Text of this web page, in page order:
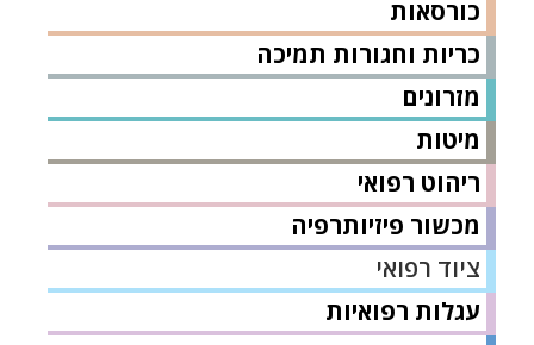
כורסאות
כריות וחגורות תמיכה
מזרונים
מיטות
ריהוט רפואי
מכשור פיזיותרפיה
ציוד רפואי
עגלות רפואיות